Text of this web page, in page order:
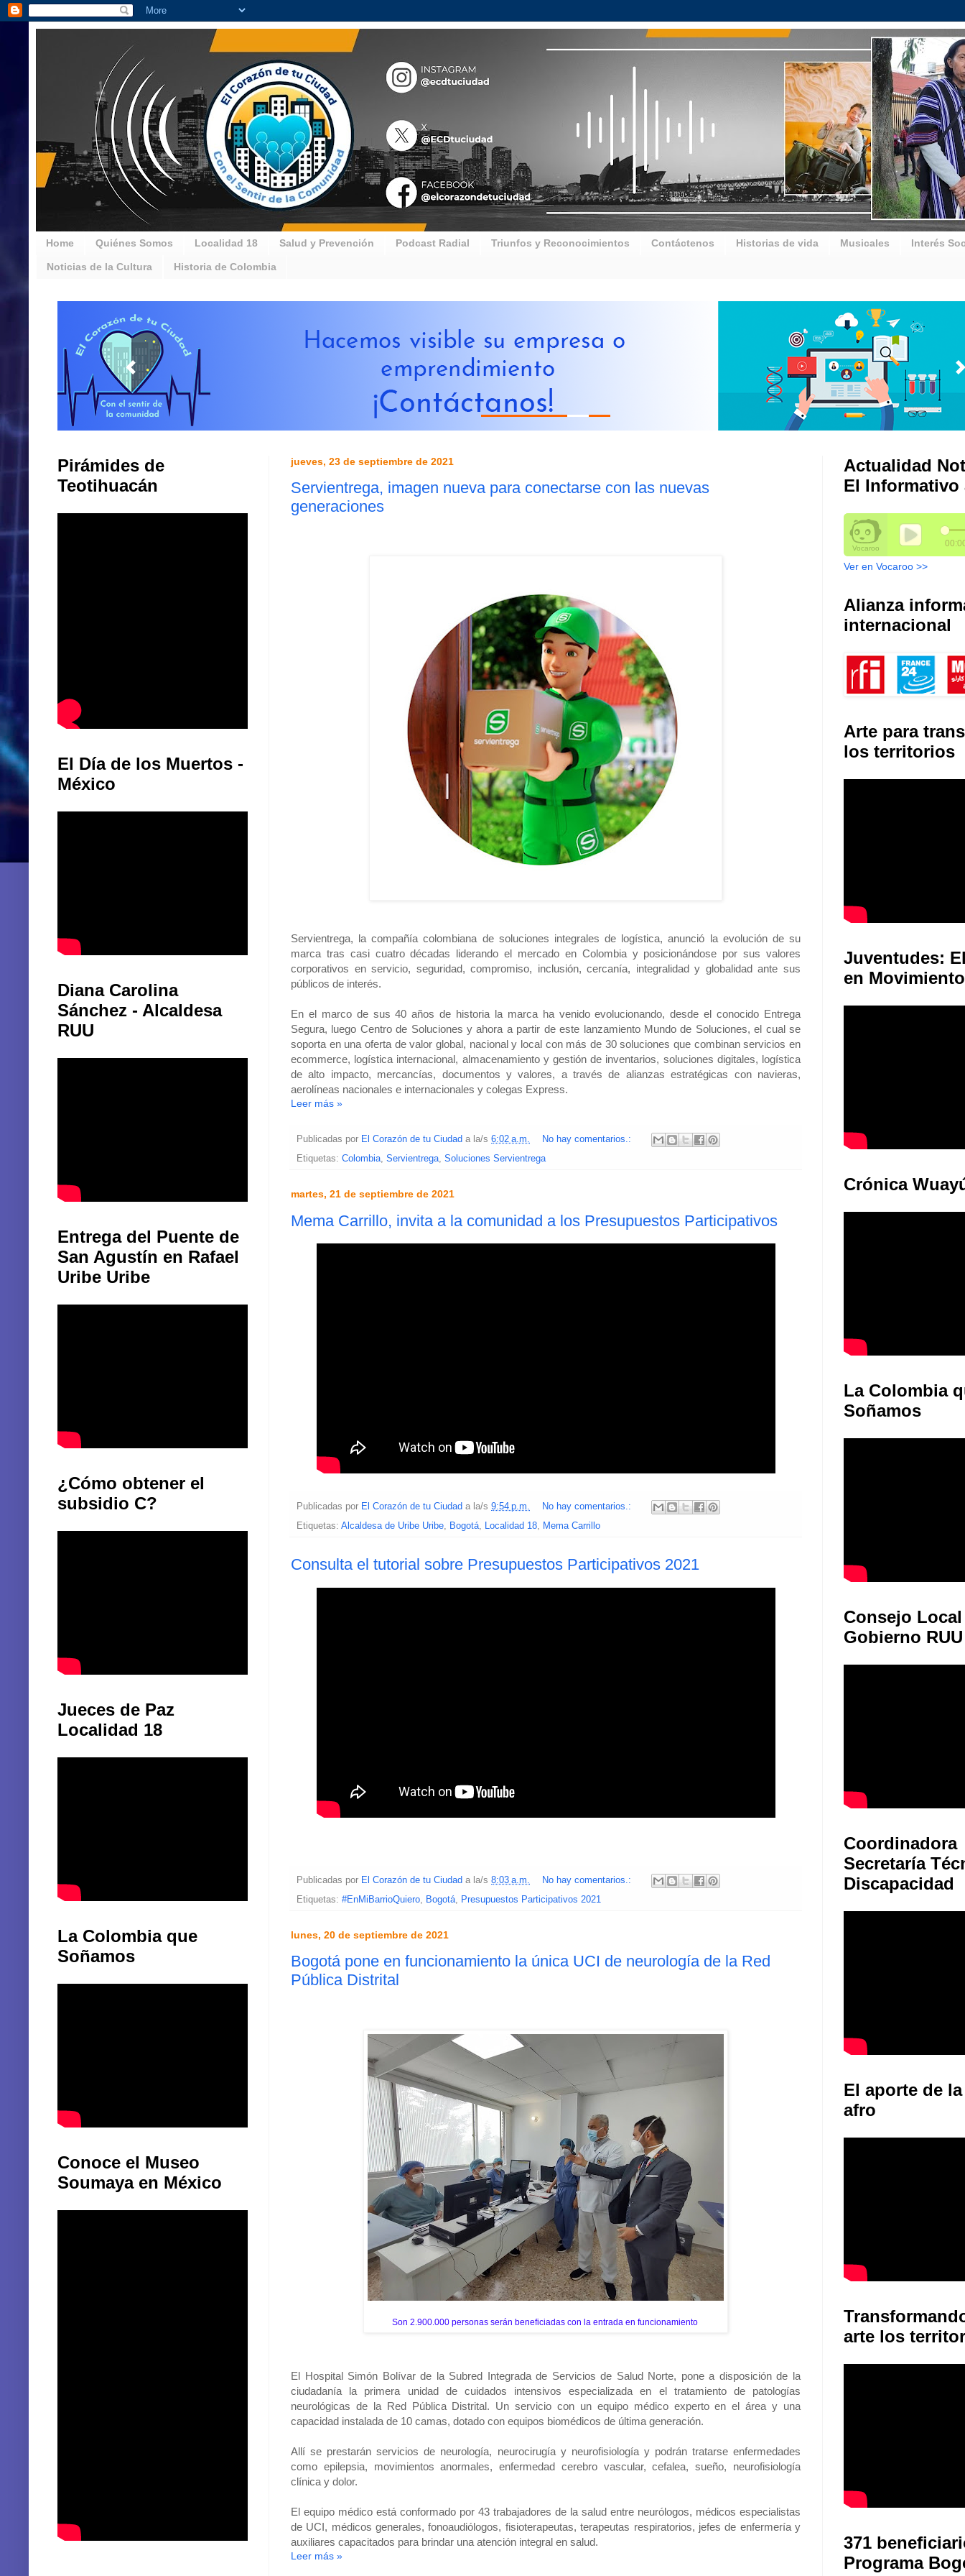
Home Quiénes Somos Localidad 18 Salud y Prevención Podcast Radial Triunfos y Reconocimientos Contáctenos Historias de vida Musicales Interés
Noticias de la Cultura Historia de Colombia
jueves, 23 de septiembre de 2021
Servientrega, imagen nueva para conectarse con las nuevas
generaciones
Servientrega, la compañía colombiana de soluciones integrales de logística, anunció la evolución de su
marca tras casi cuatro décadas liderando el mercado en Colombia y posicionándose por sus valores
corporativos en servicio, seguridad, compromiso, inclusión, cercanía, integralidad y globalidad ante sus
públicos de interés.
En el marco de sus 40 años de historia la marca ha venido evolucionando, desde el conocido Entrega
Segura, luego Centro de Soluciones y ahora a partir de este lanzamiento Mundo de Soluciones, el cual se
soporta en una oferta de valor global, nacional y local con más de 30 soluciones que combinan servicios en
ecommerce, logística internacional, almacenamiento y gestión de inventarios, soluciones digitales, logística
de alto impacto, mercancías, documentos y valores, a través de alianzas estratégicas con navieras,
aerolíneas nacionales e internacionales y colegas Express.
Leer más »
Publicadas por El Corazón de tu Ciudad a la/s 6:02 a.m.
No hay comentarios.:
Etiquetas: Colombia, Servientrega, Soluciones Servientrega
martes, 21 de septiembre de 2021
Mema Carrillo, invita a la comunidad a los Presupuestos Participativos
Publicadas por El Corazón de tu Ciudad a la/s 9:54 p.m.
No hay comentarios.:
Etiquetas: Alcaldesa de Uribe Uribe Bogotá Localidad 18 Mema Carrillo
Consulta el tutorial sobre Presupuestos Participativos 2021
Publicadas por El Corazón de tu Ciudad a la/s 8:03 a.m.
No hay comentarios.:
Etiquetas: #EnMiBarrioQuiero, Bogotá, Presupuestos Participativos 2021
lunes, 20 de septiembre de 2021
Bogotá pone en funcionamiento la única UCI de neurología de la Red
Pública Distrital
Son 2.900.000 personas serán beneficiadas con la entrada en funcionamiento
El Hospital Simón Bolívar de la Subred Integrada de Servicios de Salud Norte, pone a disposición de la
ciudadanía la primera unidad de cuidados intensivos especializada en el tratamiento de patologías
neurológicas de la Red Pública Distrital. Un servicio con un equipo médico experto en el área y una
capacidad instalada de 10 camas, dotado con equipos biomédicos de última generación.
Allí se prestarán servicios de neurología, neurocirugía y neurofisiología y podrán tratarse enfermedades
como epilepsia, movimientos anormales, enfermedad cerebro vascular, cefalea, sueño, neurofisiología
clínica y dolor.
El equipo médico está conformado por 43 trabajadores de la salud entre neurólogos, médicos especialistas
de UCI, médicos generales, fonoaudiólogos, fisioterapeutas, terapeutas respiratorios, jefes de enfermería y
auxiliares capacitados para brindar una atención integral en salud.
Leer más »
Pirámides de
Teotihuacán
El Día de los Muertos -
México
Diana Carolina
Sánchez - Alcaldesa
RUU
Entrega del Puente de
San Agustín en Rafael
Uribe Uribe
¿Cómo obtener el
subsidio C?
Jueces de Paz
Localidad 18
La Colombia que
Soñamos
Conoce el Museo
Soumaya en México
Actualidad
El Informativo
Ver en Vocaroo >>
Alianza
internacional
Arte para
los territorios
Juventudes:
en Movimiento
Crónica
La Colombia
Soñamos
Consejo
Gobierno RUU
Coordinadora
Secretaría
Discapacidad
El aporte de
afro
arte los
371
Programa